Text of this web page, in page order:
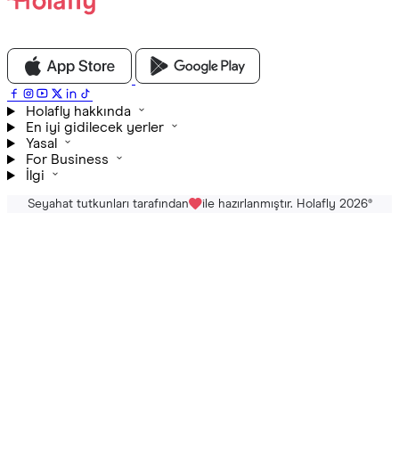
Holafly hakkında
En iyi gidilecek yerler
Yasal
For Business
İlgi
Seyahat tutkunları tarafından ile hazırlanmıştır. Holafly 2026®